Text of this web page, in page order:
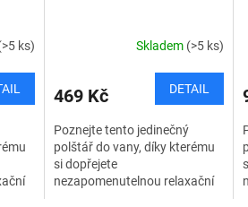
ks) Skladem (>5 ks)
469 Kč DETAIL
Poznejte tento jedinečný
polštář do vany, díky kterému
si dopřejete
nezapomenutelnou relaxační